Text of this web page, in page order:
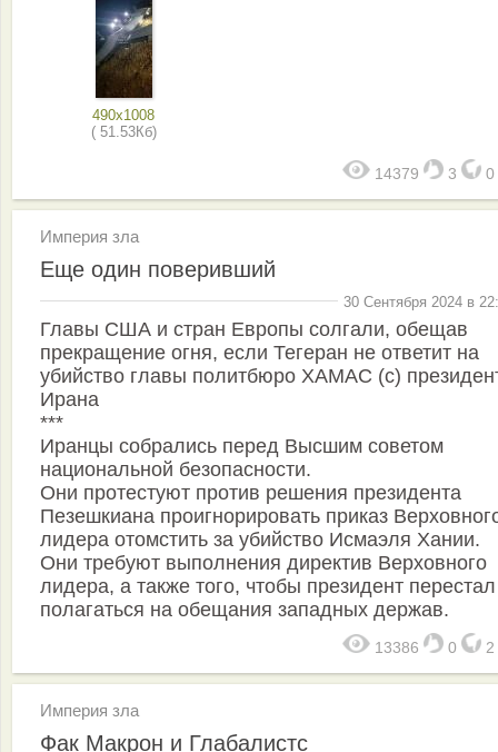
490x1008
( 51.53Кб)
14379 3 0
Империя зла
Еще один поверивший
30 Сентября 2024 в
Главы США и стран Европы солгали, обещав
прекращение огня, если Тегеран не ответит на
убийство главы политбюро ХАМАС (с)
Ирана
***
Иранцы собрались перед Высшим советом
национальной безопасности.
Они протестуют против решения президента
Пезешкиана проигнорировать приказ
лидера отомстить за убийство Исмаэля Хании.
Они требуют выполнения директив Верховного
лидера, а также того, чтобы президент перестал
полагаться на обещания западных держав.
13386 0 2
Империя зла
Фак Макрон и Глабалистс